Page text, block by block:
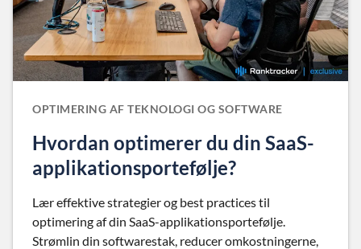
OPTIMERING AF TEKNOLOGI OG SOFTWARE
Hvordan optimerer du din SaaS-
applikationsportefølje?
Lær effektive strategier og best practices til
optimering af din SaaS-applikationsportefølje.
Strømlin din softwarestak, reducer omkostningerne,